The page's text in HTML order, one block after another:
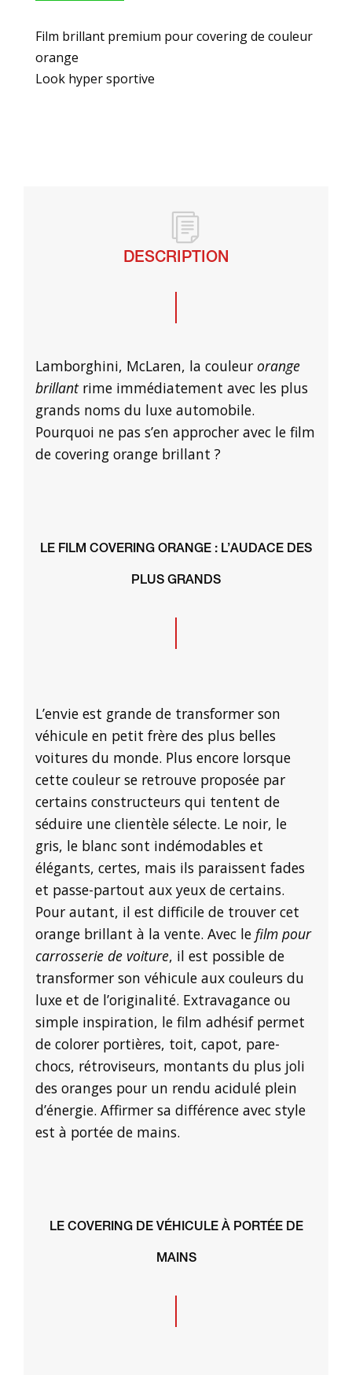
Film brillant premium pour covering de couleur
orange
Look hyper sportive
DESCRIPTION
Lamborghini, McLaren, la couleur orange
brillantrime immédiatement avec les plus
grands noms du luxe automobile.
Pourquoi ne pas s’en approcher avec le film
de covering orange brillant ?
LE FILM COVERING ORANGE : L’AUDACE DES
PLUS GRANDS
L’envie est grande de transformer son
véhicule en petit frère des plus belles
voitures du monde. Plus encore lorsque
cette couleur se retrouve proposée par
certains constructeurs qui tentent de
séduire une clientèle sélecte. Le noir, le
gris, le blanc sont indémodables et
élégants, certes, mais ils paraissent fades
et passe-partout aux yeux de certains.
Pour autant, il est difficile de trouver cet
orange brillant à la vente. Avec le film pour
carrosserie de voiture, il est possible de
transformer son véhicule aux couleurs du
luxe et de l’originalité. Extravagance ou
simple inspiration, le film adhésif permet
de colorer portières, toit, capot, pare-
chocs, rétroviseurs, montants du plus joli
des oranges pour un rendu acidulé plein
d’énergie. Affirmer sa différence avec style
est à portée de mains.
LE COVERING DE VÉHICULE À PORTÉE DE
MAINS